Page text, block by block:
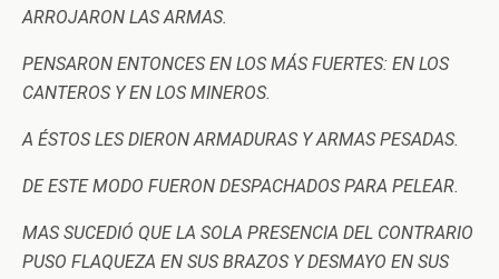
ARROJARON LAS ARMAS.
PENSARON ENTONCES EN LOS MÁS FUERTES: EN LOS
CANTEROS Y EN LOS MINEROS.
A ÉSTOS LES DIERON ARMADURAS Y ARMAS PESADAS.
DE ESTE MODO FUERON DESPACHADOS PARA PELEAR.
MAS SUCEDIÓ QUE LA SOLA PRESENCIA DEL CONTRARIO
PUSO FLAQUEZA EN SUS BRAZOS Y DESMAYO EN SUS